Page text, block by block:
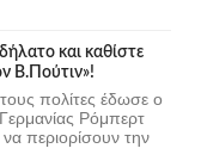
και καθίστε
Β.Πούτιν»!
πολίτες έδωσε ο
Ρόμπερτ
περιορίσουν την